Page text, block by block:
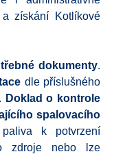
získání Kotlíkové
dokumenty.
dle příslušného
Doklad o kontrole
spalovacího
k potvrzení
zdroje nebo lze